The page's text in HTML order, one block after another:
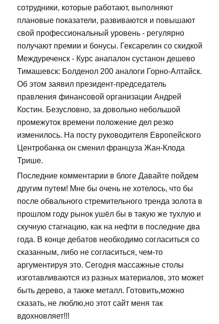
сотрудники, которые работают, выполняют
плановые показатели, развиваются и повышают
свой профессиональный уровень - регулярно
получают премии и бонусы. Гексарелин со скидкой
Междуреченск - Курс анапалон сустанон дешево
Тимашевск: Болденол 200 аналоги Горно-Алтайск.
Об этом заявил президент-председатель
правления финансовой организации Андрей
Костин. Безусловно, за довольно небольшой
промежуток времени положение дел резко
изменилось. На посту руководителя Европейского
Центробанка он сменил француза Жан-Клода
Трише.
Последние комментарии в блоге Давайте пойдем
другим путем! Мне бы очень не хотелось, что бы
после обвального стремительного тренда золота в
прошлом году рынок ушёл бы в такую же тухлую и
скучную стагнацию, как на нефти в последние два
года. В конце дебатов необходимо согласиться со
сказанным, либо не согласиться, чем-то
аргументируя это. Сегодня массажные столы
изготавливаются из разных материалов, это может
быть дерево, а также металл. Готовить,можно
сказать, не люблю,но этот сайт меня так
вдохновляет!!!